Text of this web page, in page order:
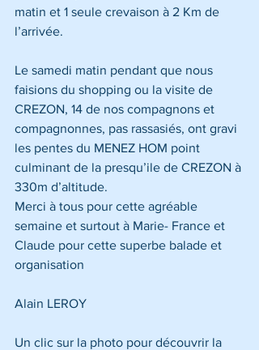
matin et 1 seule crevaison à 2 Km de
l’arrivée.
Le samedi matin pendant que nous
faisions du shopping ou la visite de
CREZON, 14 de nos compagnons et
compagnonnes, pas rassasiés, ont gravi
les pentes du MENEZ HOM point
culminant de la presqu’ile de CREZON à
330m d’altitude.
Merci à tous pour cette agréable
semaine et surtout à Marie- France et
Claude pour cette superbe balade et
organisation
Alain LEROY
Un clic sur la photo pour découvrir la